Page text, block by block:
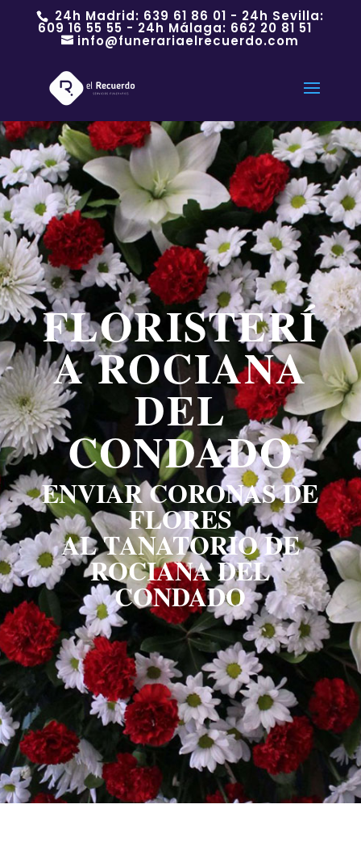
24h Madrid: 639 61 86 01 - 24h Sevilla:
609 16 55 55 - 24h Málaga: 662 20 81 51
info@funerariaelrecuerdo.com
FLORISTERÍ
A ROCIANA
DEL
CONDADO
ENVIAR CORONAS DE
FLORES
AL TANATORIO DE
ROCIANA DEL
CONDADO